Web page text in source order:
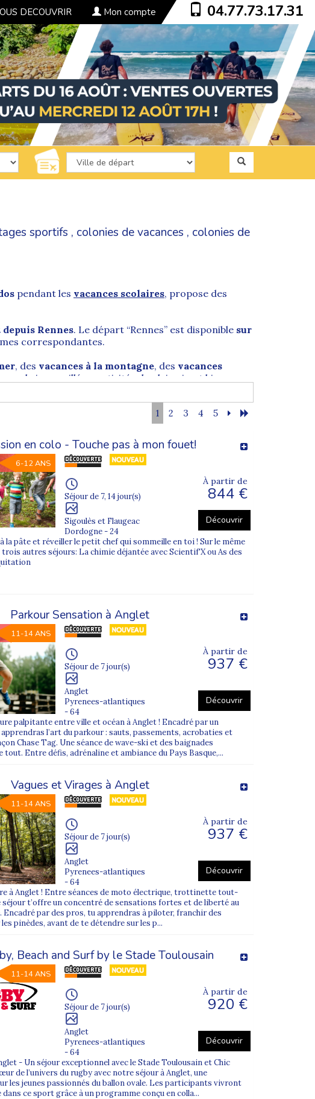
DECOUVRIR Mon compte 04.77.73.17.31
sportifs , colonies de vacances , colonies de
pendant les vacances scolaires, propose des
Rennes. Le départ “Rennes” est disponible sur
correspondantes.
, des vacances à la montagne, des vacances
jeux, veillées, activités de plein air, et bien
Bretagneet le chef-lieu du
architectural et historique. La ville est connue
, témoins de l’histoire des remparts, ainsi que les
visités, forte de sa symbolique et de son histoire
pratique pour les familles d’Ille-et-Vilaine (par
proposé, nous organisons des départs pour
d’Ille-et-Vilaine (35) Bretagne.
l’acheminement, titulaires du BAFD.
est disponible. Les départs de la commune de
et à l’accompagnement par nos équipes.
lagare de Rennes
, à l’extérieur, sous l’affichage
des animateurs.
1 2 3 4 5
en colo - Touche pas à mon fouet!
6-12 ANS
Séjour de 7, 14 jour(s)
Sigoulès et Flaugeac
Dordogne - 24
À partir de
844 €
Découvrir
la pâte et réveiller le petit chef qui sommeille en toi ! Sur le même
autres séjours: La chimie déjantée avec Scientif'X ou As des
Parkour Sensation à Anglet
11-14 ANS
Séjour de 7 jour(s)
Anglet
Pyrenees-atlantiques
- 64
À partir de
937 €
Découvrir
palpitante entre ville et océan à Anglet ! Encadré par un
l’art du parkour : sauts, passements, acrobaties et
Chase Tag. Une séance de wave-ski et des baignades
Entre défis, adrénaline et ambiance du Pays Basque,...
Vagues et Virages à Anglet
11-14 ANS
Séjour de 7 jour(s)
Anglet
Pyrenees-atlantiques
- 64
À partir de
937 €
Découvrir
à Anglet ! Entre séances de moto électrique, trottinette tout-
t’offre un concentré de sensations fortes et de liberté au
Encadré par des pros, tu apprendras à piloter, franchir des
pinèdes, avant de te détendre sur les p...
Beach and Surf by le Stade Toulousain
11-14 ANS
Séjour de 7 jour(s)
Anglet
Pyrenees-atlantiques
- 64
À partir de
920 €
Découvrir
- Un séjour exceptionnel avec le Stade Toulousain et Chic
de l’univers du rugby avec notre séjour à Anglet, une
les jeunes passionnés du ballon ovale. Les participants vivront
ce sport grâce à un programme conçu en colla...